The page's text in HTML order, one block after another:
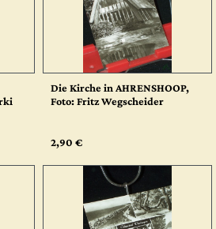
Die Kirche in AHRENSHOOP,
Foto: Fritz Wegscheider
2,90 €